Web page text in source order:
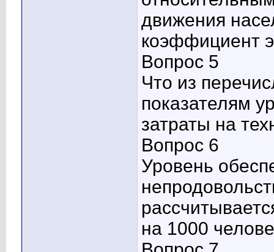
движения
коэффициент
Вопрос 5
Что из
показателям
затраты на
Вопрос 6
Уровень
на 1000